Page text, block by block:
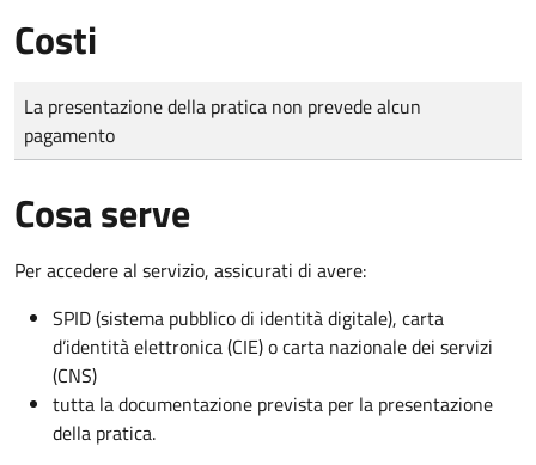
Costi
Tipo di pagamento
Importo
La presentazione della pratica non prevede alcun
pagamento
Cosa serve
Per accedere al servizio, assicurati di avere:
SPID (sistema pubblico di identità digitale), carta
d’identità elettronica (CIE) o carta nazionale dei servizi
(CNS)
tutta la documentazione prevista per la presentazione
della pratica.